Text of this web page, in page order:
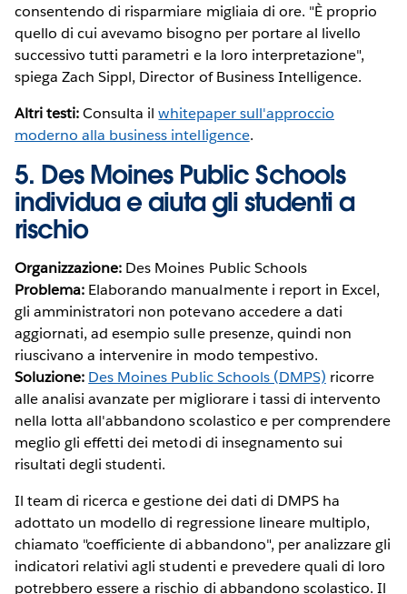
consentendo di risparmiare migliaia di ore. "È proprio
quello di cui avevamo bisogno per portare al livello
successivo tutti parametri e la loro interpretazione",
spiega Zach Sippl, Director of Business Intelligence.
Altri testi:Consulta ilwhitepaper sull'approccio
moderno alla business intelligence.
5. Des Moines Public Schools
individua e aiuta gli studenti a
rischio
Organizzazione: Des Moines Public Schools
Problema: Elaborando manualmente i report in Excel,
gli amministratori non potevano accedere a dati
aggiornati, ad esempio sulle presenze, quindi non
riuscivano a intervenire in modo tempestivo.
Soluzione: Des Moines Public Schools (DMPS) ricorre
alle analisi avanzate per migliorare i tassi di intervento
nella lotta all'abbandono scolastico e per comprendere
meglio gli effetti dei metodi di insegnamento sui
risultati degli studenti.
Il team di ricerca e gestione dei dati di DMPS ha
adottato un modello di regressione lineare multiplo,
chiamato "coefficiente di abbandono", per analizzare gli
indicatori relativi agli studenti e prevedere quali di loro
potrebbero essere a rischio di abbandono scolastico. Il